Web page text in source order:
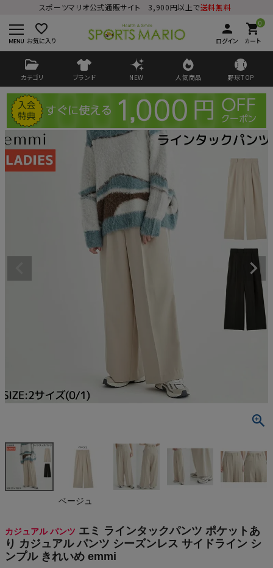
スポーツマリオ公式通販サイト 3,900円以上で送料無料
favorite_border
お気に入り
person
ログイン
0
shopping_cart
カート
カテゴリ ブランド NEW 人気商品 野球TOP
ログイン 会員登録
ようこそ ゲスト 様
商品が見つからない方はこちら
ジュアル パ
ンツ シーズ
ンレス サイド
ル きれいめ
(税込)
THE NORTH FACE
NIKE
ベージュ
カジュアル パンツ エミ ラインタックパンツ ポケットあ
り カジュアル パンツ シーズンレス サイドライン シ
ンプル きれいめ emmi